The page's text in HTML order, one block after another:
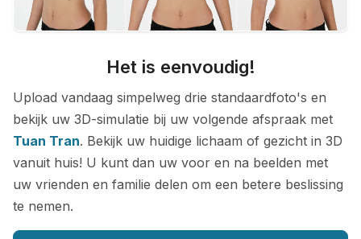
Het is eenvoudig!
Upload vandaag simpelweg drie standaardfoto's en
bekijk uw 3D-simulatie bij uw volgende afspraak met
Tuan Tran. Bekijk uw huidige lichaam of gezicht in 3D
vanuit huis! U kunt dan uw voor en na beelden met
uw vrienden en familie delen om een betere beslissing
te nemen.